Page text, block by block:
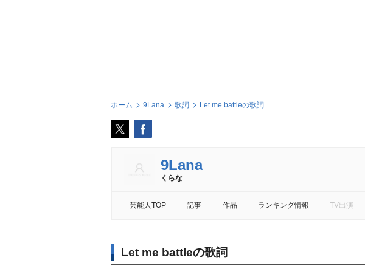
ホーム 9Lana 歌詞 Let me battleの歌詞
9Lana
くらな
芸能人TOP 記事 作品 ランキング情報 TV出演
Let me battleの歌詞